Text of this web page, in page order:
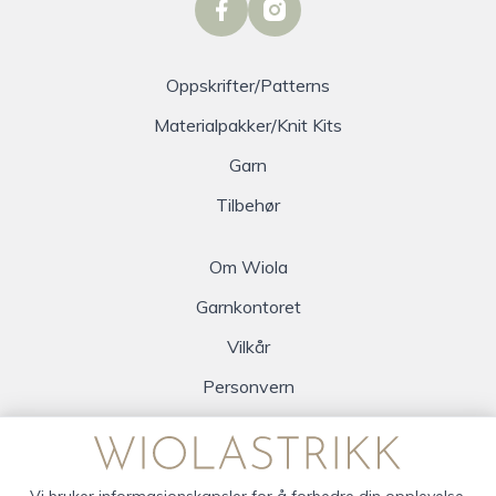
facebookinstagram
Oppskrifter/Patterns
Materialpakker/Knit Kits
Garn
Tilbehør
Om Wiola
Garnkontoret
Vilkår
Personvern